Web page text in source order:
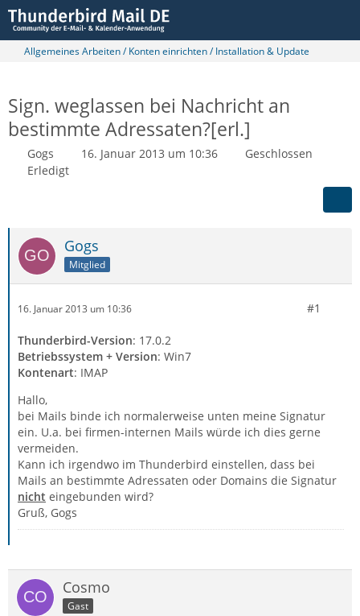
Allgemeines Arbeiten / Konten einrichten / Installation & Update
Sign. weglassen bei Nachricht an
bestimmte Adressaten?[erl.]
Gogs 16. Januar 2013 um 10:36
Geschlossen
Erledigt
Gogs
Mitglied
16. Januar 2013 um 10:36 #1
Thunderbird-Version: 17.0.2
Betriebssystem + Version: Win7
Kontenart: IMAP
Hallo,
bei Mails binde ich normalerweise unten meine Signatur
ein. U.a. bei firmen-internen Mails würde ich dies gerne
vermeiden.
Kann ich irgendwo im Thunderbird einstellen, dass bei
Mails an bestimmte Adressaten oder Domains die Signatur
nicht eingebunden wird?
Gruß, Gogs
Cosmo
Gast